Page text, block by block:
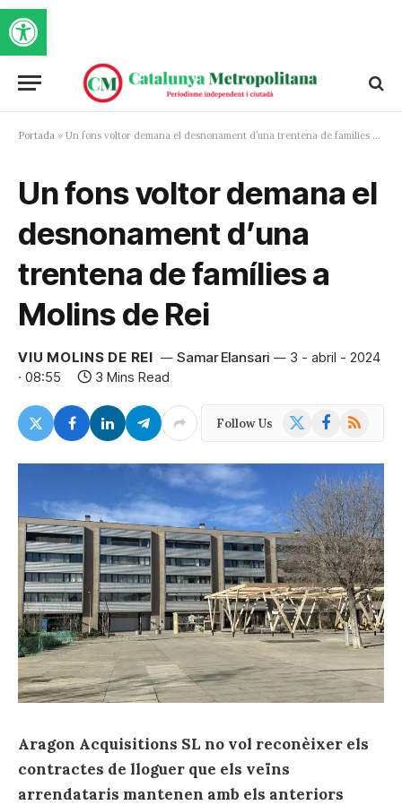
Obre la barra d'eines
Portada » Un fons voltor demana el desnonament d’una trentena de famílies a Molins de Rei
Un fons voltor demana el
desnonament d’una
trentena de famílies a
Molins de Rei
VIU MOLINS DE REI Samar Elansari
3 - abril - 2024
· 08:55
3 Mins Read
Follow Us Facebook
RSS
Aragon Acquisitions SL no vol reconèixer els
contractes de lloguer que els veïns
arrendataris mantenen amb els anteriors